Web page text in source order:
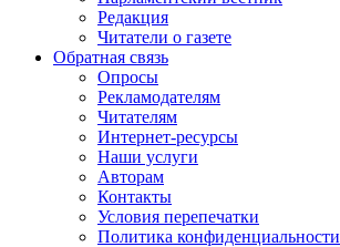
Редакция
Читатели о газете
Обратная связь
Опросы
Рекламодателям
Читателям
Интернет-ресурсы
Наши услуги
Авторам
Контакты
Условия перепечатки
Политика конфиденциальности